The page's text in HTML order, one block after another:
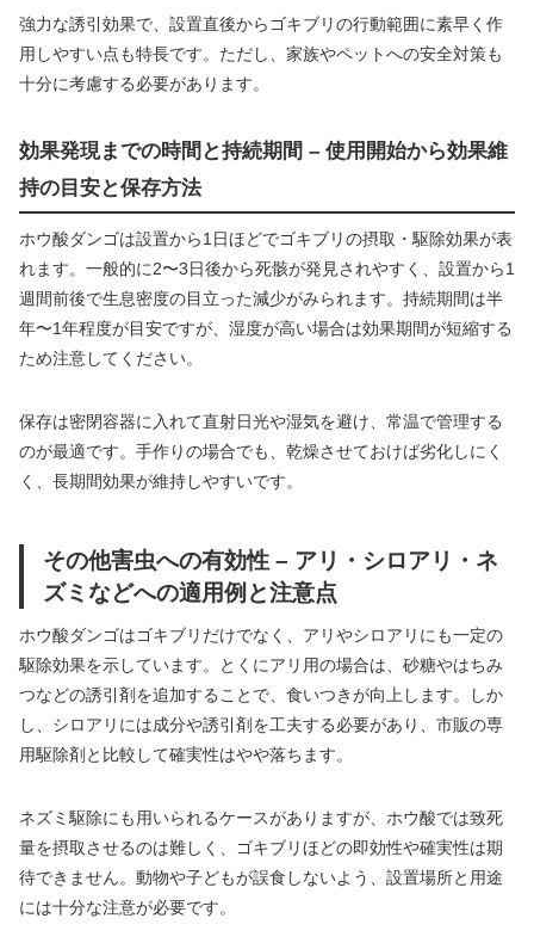
強力な誘引効果で、設置直後からゴキブリの行動範囲に素早く作
用しやすい点も特長です。ただし、家族やペットへの安全対策も
十分に考慮する必要があります。
効果発現までの時間と持続期間 – 使用開始から効果維
持の目安と保存方法
ホウ酸ダンゴは設置から1日ほどでゴキブリの摂取・駆除効果が表
れます。一般的に2〜3日後から死骸が発見されやすく、設置から1
週間前後で生息密度の目立った減少がみられます。持続期間は半
年〜1年程度が目安ですが、湿度が高い場合は効果期間が短縮する
ため注意してください。
保存は密閉容器に入れて直射日光や湿気を避け、常温で管理する
のが最適です。手作りの場合でも、乾燥させておけば劣化しにく
く、長期間効果が維持しやすいです。
その他害虫への有効性 – アリ・シロアリ・ネ
ズミなどへの適用例と注意点
ホウ酸ダンゴはゴキブリだけでなく、アリやシロアリにも一定の
駆除効果を示しています。とくにアリ用の場合は、砂糖やはちみ
つなどの誘引剤を追加することで、食いつきが向上します。しか
し、シロアリには成分や誘引剤を工夫する必要があり、市販の専
用駆除剤と比較して確実性はやや落ちます。
ネズミ駆除にも用いられるケースがありますが、ホウ酸では致死
量を摂取させるのは難しく、ゴキブリほどの即効性や確実性は期
待できません。動物や子どもが誤食しないよう、設置場所と用途
には十分な注意が必要です。